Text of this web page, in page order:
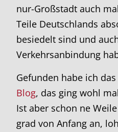
nur-Großstadt auch
Teile Deutschlands
besiedelt sind und
Verkehrsanbindung
Gefunden habe ich
Blog, das ging wohl
Ist aber schon ne
grad von Anfang an,